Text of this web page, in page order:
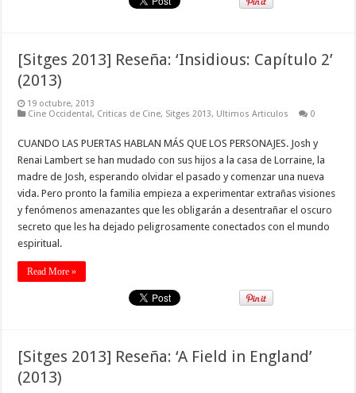
[Sitges 2013] Reseña: ‘Insidious: Capítulo 2’
(2013)
19 octubre, 2013
Cine Occidental, Criticas de Cine, Sitges 2013, Ultimos Articulos 0
CUANDO LAS PUERTAS HABLAN MÁS QUE LOS PERSONAJES. Josh y
Renai Lambert se han mudado con sus hijos a la casa de Lorraine, la
madre de Josh, esperando olvidar el pasado y comenzar una nueva
vida. Pero pronto la familia empieza a experimentar extrañas visiones
y fenómenos amenazantes que les obligarán a desentrañar el oscuro
secreto que les ha dejado peligrosamente conectados con el mundo
espiritual.
Read More »
[Sitges 2013] Reseña: ‘A Field in England’
(2013)